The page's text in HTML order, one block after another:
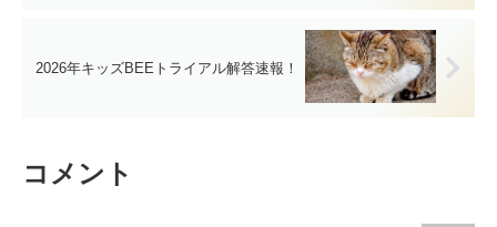
2026年キッズBEEトライアル解答速報！
コメント